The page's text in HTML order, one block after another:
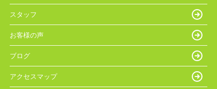
スタッフ
お客様の声
ブログ
アクセスマップ